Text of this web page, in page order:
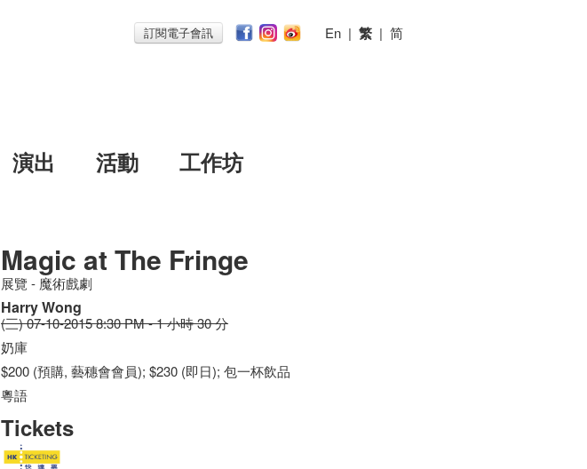
訂閱電子會訊 En | 繁 | 简
演出 活動
工作坊
Magic at The Fringe
展覽 - 魔術戲劇
Harry Wong
(三) 07-10-2015 8:30 PM - 1 小時 30 分
奶庫
$200 (預購, 藝穗會會員); $230 (即日); 包一杯飲品
粵語
Tickets